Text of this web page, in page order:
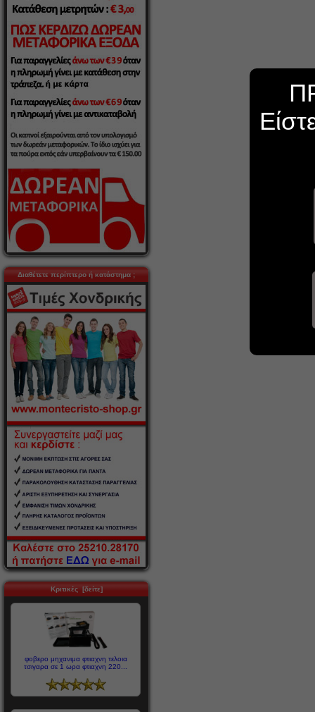
Διαθέτετε περίπτερο ή κατάστημα ;
Κριτικές [δείτε]
φοβερο μηχανιμα φτιαχνη τελοια
τσιγαρα σε 1 ωρα φτιαχνη 220...